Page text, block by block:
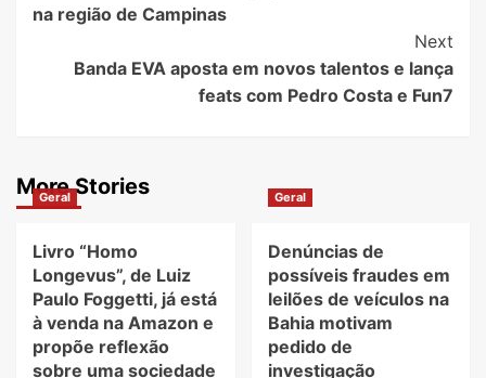
na região de Campinas
Next
Banda EVA aposta em novos talentos e lança
feats com Pedro Costa e Fun7
More Stories
Geral
Livro “Homo
Longevus”, de Luiz
Paulo Foggetti, já está
à venda na Amazon e
propõe reflexão
sobre uma sociedade
Geral
Denúncias de
possíveis fraudes em
leilões de veículos na
Bahia motivam
pedido de
investigação